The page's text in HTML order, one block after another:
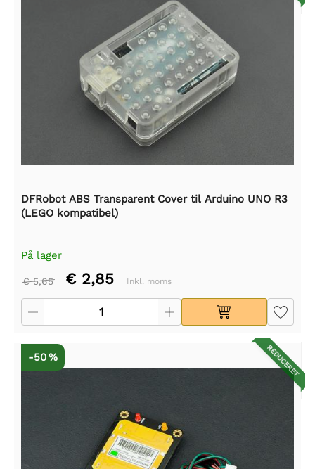
DFRobot ABS Transparent Cover til Arduino UNO R3
(LEGO kompatibel)
På lager
€ 5,65 € 2,85 Inkl. moms
REDUCERET
-50 %